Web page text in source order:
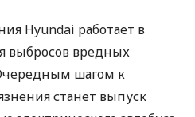
Hyundai работает в
выбросов вредных
шагом к
станет выпуск